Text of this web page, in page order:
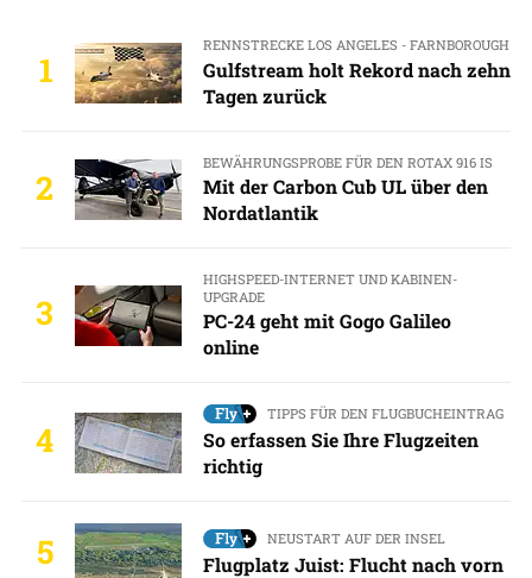
1
RENNSTRECKE LOS ANGELES - FARNBOROUGH
Gulfstream holt Rekord nach zehn
Tagen zurück
2
BEWÄHRUNGSPROBE FÜR DEN ROTAX 916 IS
Mit der Carbon Cub UL über den
Nordatlantik
3
HIGHSPEED-INTERNET UND KABINEN-
UPGRADE
PC-24 geht mit Gogo Galileo
online
4
TIPPS FÜR DEN FLUGBUCHEINTRAG
So erfassen Sie Ihre Flugzeiten
richtig
5 NEUSTART AUF DER INSEL
Flugplatz Juist: Flucht nach vorn